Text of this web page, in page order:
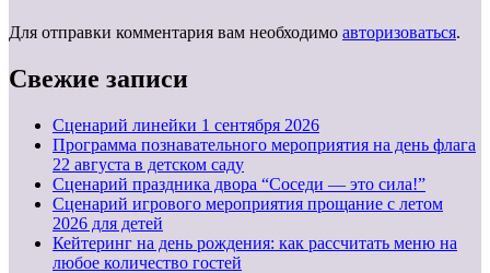
Для отправки комментария вам необходимо авторизоваться.
Свежие записи
Cценарий линейки 1 сентября 2026
Программа познавательного мероприятия на день флага
22 августа в детском саду
Сценарий праздника двора “Соседи — это сила!”
Сценарий игрового мероприятия прощание с летом
2026 для детей
Кейтеринг на день рождения: как рассчитать меню на
любое количество гостей